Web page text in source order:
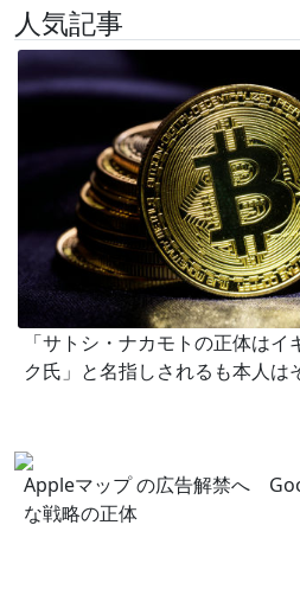
人気記事
「サトシ・ナカモトの正体は
ク氏」と名指しされるも本人は
Appleマップ の広告解禁へ
な戦略の正体